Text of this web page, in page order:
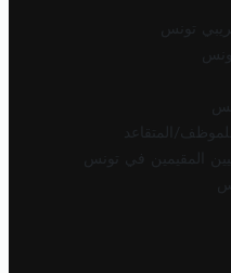
تونس
المتقاعد
المقيمين في تونس